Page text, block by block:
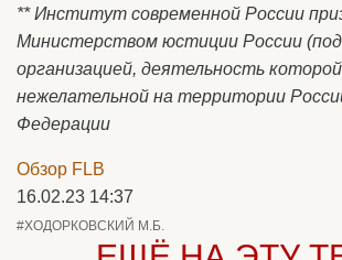
** Институт современной России
Министерством юстиции России
организацией, деятельность
нежелательной на территории
Федерации
Обзор FLB
16.02.23 14:37
#ХОДОРКОВСКИЙ М.Б.